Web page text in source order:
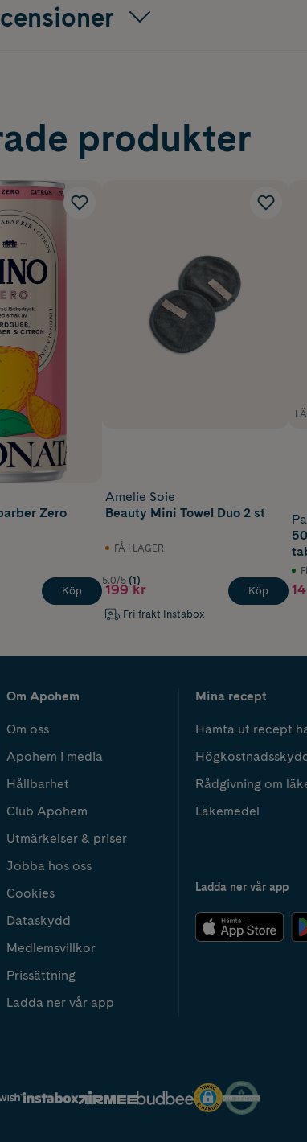
produkter
Zero
Köp
Amelie Soie
Beauty Mini Towel Duo 2 st
FÅ I LAGER
5.0/5 (1)
199 kr
Fri frakt Instabox
Köp
Om Apohem
Om oss
Apohem i media
Hållbarhet
Club Apohem
Utmärkelser & priser
Jobba hos oss
Cookies
Dataskydd
Medlemsvillkor
Prissättning
Ladda ner vår app
Mina recept
Hämta ut recept
Rådgivning om
Läkemedel
Ladda ner vår app